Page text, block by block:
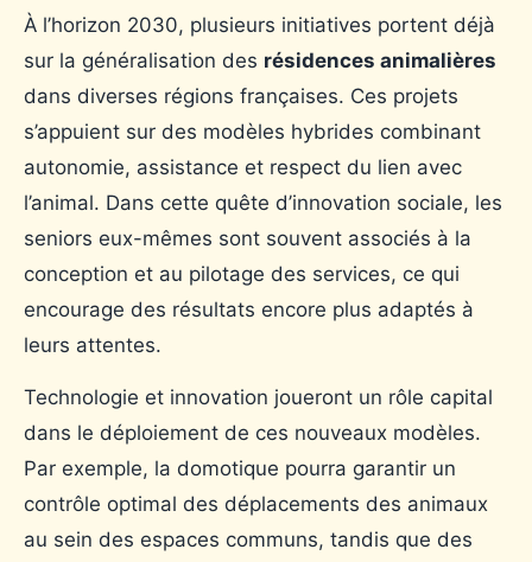
À l’horizon 2030, plusieurs initiatives portent déjà
sur la généralisation des résidences animalières
dans diverses régions françaises. Ces projets
s’appuient sur des modèles hybrides combinant
autonomie, assistance et respect du lien avec
l’animal. Dans cette quête d’innovation sociale, les
seniors eux-mêmes sont souvent associés à la
conception et au pilotage des services, ce qui
encourage des résultats encore plus adaptés à
leurs attentes.
Technologie et innovation joueront un rôle capital
dans le déploiement de ces nouveaux modèles.
Par exemple, la domotique pourra garantir un
contrôle optimal des déplacements des animaux
au sein des espaces communs, tandis que des